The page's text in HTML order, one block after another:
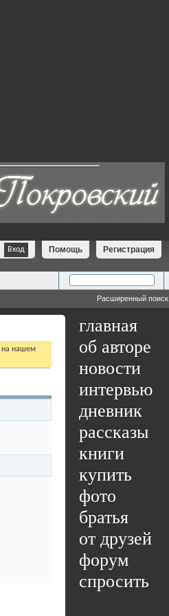
Регистрация
Помощь
Расширенный поиск
главная
об авторе
новости
интервью
дневник
рассказы
книги
купить
фото
братья
от друзей
форум
спросить
на нашем